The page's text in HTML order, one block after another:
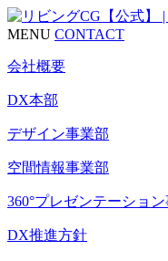
MENU CONTACT
会社概要
DX本部
デザイン事業部
空間情報事業部
360°プレゼンテーショ
DX推進方針